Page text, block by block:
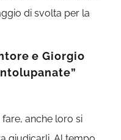
di svolta per la
e Giorgio
anche loro si